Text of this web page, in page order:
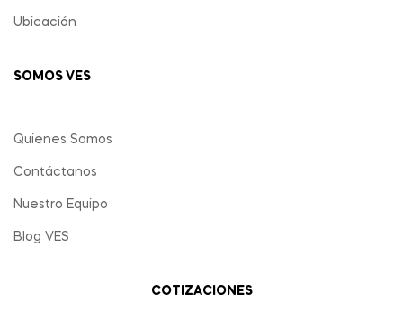
Ubicación
SOMOS VES
Quienes Somos
Contáctanos
Nuestro Equipo
Blog VES
COTIZACIONES